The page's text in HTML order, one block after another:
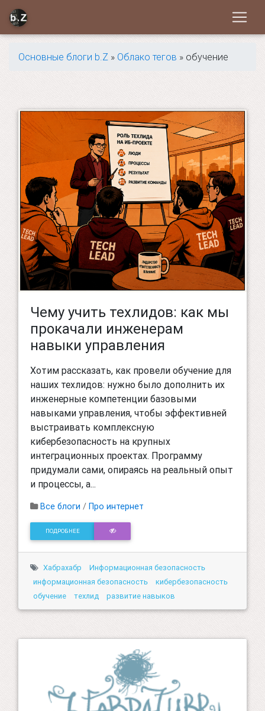
Основные блоги b.Z » Облако тегов » обучение
Чему учить техлидов: как мы
прокачали инженерам
навыки управления
Хотим рассказать, как провели обучение для
наших техлидов: нужно было дополнить их
инженерные компетенции базовыми
навыками управления, чтобы эффективней
выстраивать комплексную
кибербезопасность на крупных
интеграционных проектах. Программу
придумали сами, опираясь на реальный опыт
и процессы, а...
Все блоги / Про интернет
ПОДРОБНЕЕ
Хабрахабр
Информационная безопасность
информационная безопасность
кибербезопасность
обучение
техлид развитие навыков